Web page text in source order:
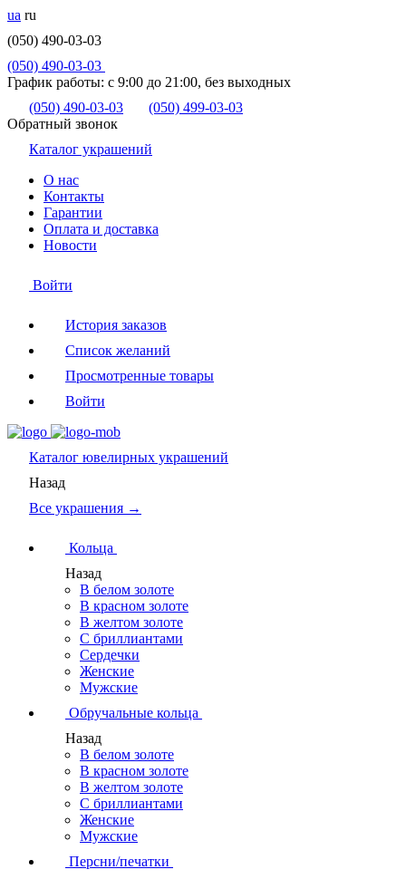
ua ru
(050) 490-03-03
(050) 490-03-03
График работы: с 9:00 до 21:00, без выходных
(050) 490-03-03
(050) 499-03-03
Обратный звонок
Каталог украшений
О нас
Контакты
Гарантии
Оплата и доставка
Новости
Войти
История заказов
Список желаний
Просмотренные товары
Войти
Каталог ювелирных украшений
Назад
Все украшения →
Кольца
Назад
В белом золоте
В красном золоте
В желтом золоте
С бриллиантами
Сердечки
Женские
Мужские
Обручальные кольца
Назад
В белом золоте
В красном золоте
В желтом золоте
С бриллиантами
Женские
Мужские
Персни/печатки